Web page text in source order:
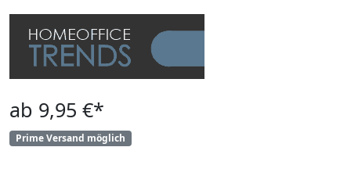
ab 9,95 €*
Prime Versand möglich